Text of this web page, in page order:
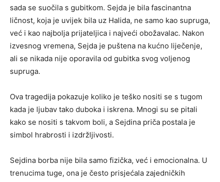
sada se suočila s gubitkom. Sejda je bila fascinantna
ličnost, koja je uvijek bila uz Halida, ne samo kao supruga,
već i kao najbolja prijateljica i najveći obožavalac. Nakon
izvesnog vremena, Sejda je puštena na kućno liječenje,
ali se nikada nije oporavila od gubitka svog voljenog
supruga.
Ova tragedija pokazuje koliko je teško nositi se s tugom
kada je ljubav tako duboka i iskrena. Mnogi su se pitali
kako se nositi s takvom boli, a Sejdina priča postala je
simbol hrabrosti i izdržljivosti.
Sejdina borba nije bila samo fizička, već i emocionalna. U
trenucima tuge, ona je često prisjećala zajedničkih